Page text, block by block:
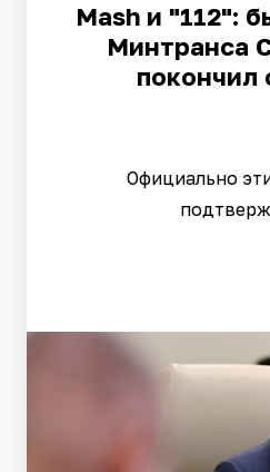
Mash и "112":
Минтранса
покончил
Официально